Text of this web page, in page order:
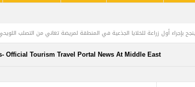
بإجراء أول زراعة للخلايا الجذعية في المنطقة لمريضة تعاني من التصلب
في أعداد المسافرين بنهاية العام لتصل إلى 64.3 مليون مسافر
Official Tourism Travel Portal News At Middle East